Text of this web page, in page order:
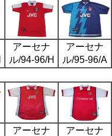
アーセナ
ル/94-96/H
アーセナ
ル/95-96/A
アーセナ
アーセナ